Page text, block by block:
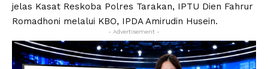
jelas Kasat Reskoba Polres Tarakan, IPTU Dien Fahrur
Romadhoni melalui KBO, IPDA Amirudin Husein.
- Advertisement -